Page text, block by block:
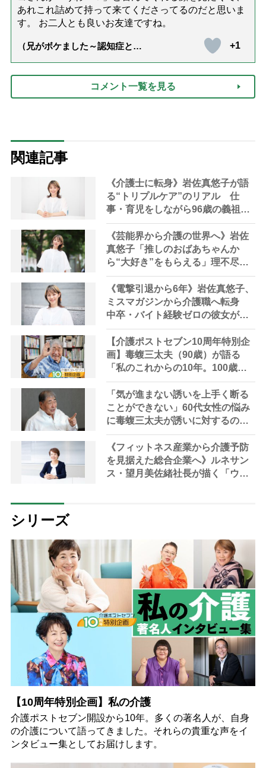
あれこれ詰めて持って来てくださってるのだと思いま
す。 お二人とも良いお友達ですね。
（兄がボケました～認知症と介
達』が届きました」）
+1
コメント一覧を見る
関連記事
《介護士に転身》岩佐真悠子が語
る“トリプルケア”のリアル 仕
事・育児をしながら96歳の義祖母
と同居して介護 プロだから言え
る「家での介護は“雑”でも気にし
ない」
《芸能界から介護の世界へ》岩佐
真悠子「推しのおばあちゃんか
ら“大好き”をもらえる」理不尽さ
も吹き飛ぶ“やりがい”、介護の現
場は「愛おしい」
《電撃引退から6年》岩佐真悠子、
ミスマガジンから介護職へ転身
中卒・バイト経験ゼロの彼女が見
つけた“居場所”「社会の役に立ち
ながら自分らしくいられる」
【介護ポストセブン10周年特別企
画】毒蝮三太夫（90歳）が語る
「私のこれからの10年。100歳に
向けての意気込み」
「気が進まない誘いを上手く断る
ことができない」60代女性の悩み
に毒蝮三太夫が誘いに対するの心
の持ちようを伝授｜「マムちゃん
の毒入り相談室」第86回
《フィットネス産業から介護予防
を見据えた総合企業へ》ルネサン
ス・望月美佐緒社長が描く「ウェ
シリーズ
【10周年特別企画】私の介護
介護ポストセブン開設から10年。多くの著名人が、自身
の介護について語ってきました。それらの貴重な声をイ
ンタビュー集としてお届けします。